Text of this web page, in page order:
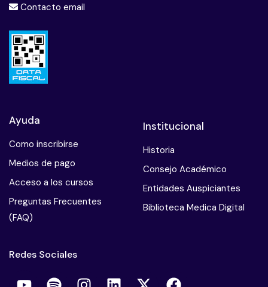
Contacto email
Ayuda
Como inscribirse
Medios de pago
Acceso a los cursos
Preguntas Frecuentes
(FAQ)
Institucional
Historia
Consejo Académico
Entidades Auspiciantes
Biblioteca Medica Digital
Redes Sociales